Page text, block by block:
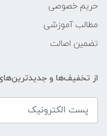
حریم خصوصی
مطالب آموزشی
تضمین اصالت
از تخفیف‌ها و